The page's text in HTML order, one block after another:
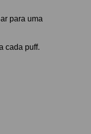
para uma
cada puff.